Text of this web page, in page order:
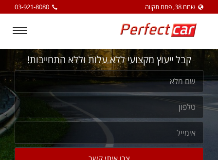
שחם 38, פתח תקווה 03-921-8080
Toggle
קבל ייעוץ מקצועי ללא עלות וללא התחייבות!